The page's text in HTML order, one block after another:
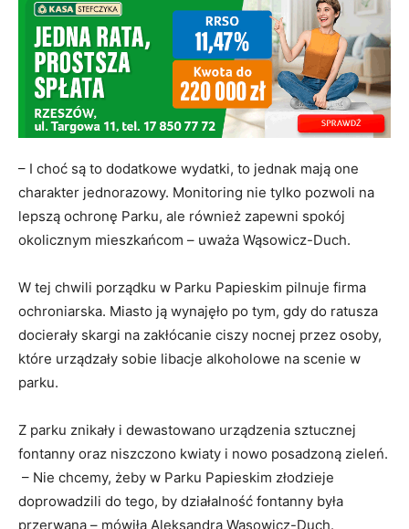
– I choć są to dodatkowe wydatki, to jednak mają one
charakter jednorazowy. Monitoring nie tylko pozwoli na
lepszą ochronę Parku, ale również zapewni spokój
okolicznym mieszkańcom – uważa Wąsowicz-Duch.
W tej chwili porządku w Parku Papieskim pilnuje firma
ochroniarska. Miasto ją wynajęło po tym, gdy do ratusza
docierały skargi na zakłócanie ciszy nocnej przez osoby,
które urządzały sobie libacje alkoholowe na scenie w
parku.
Z parku znikały i dewastowano urządzenia sztucznej
fontanny oraz niszczono kwiaty i nowo posadzoną zieleń.
– Nie chcemy, żeby w Parku Papieskim złodzieje
doprowadzili do tego, by działalność fontanny była
przerwana – mówiła Aleksandra Wąsowicz-Duch.